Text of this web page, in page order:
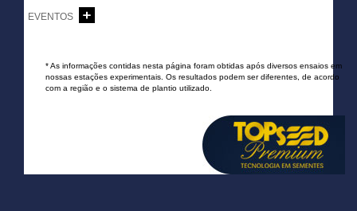
EVENTOS
* As informações contidas nesta página foram obtidas após diversos ensaios em
nossas estações experimentais. Os resultados podem ser diferentes, de acordo
com a região e o sistema de plantio utilizado.